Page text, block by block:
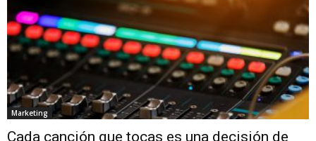
Marketing
Cada canción que tocas es una decisión de